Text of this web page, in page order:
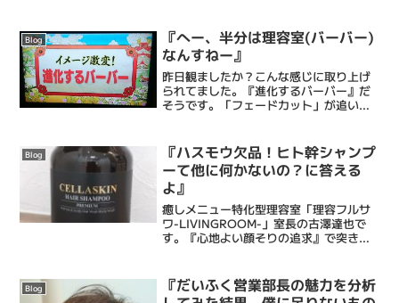
られることもある。結局、...
Blog
『へー、半分は理容室(バーバー)
なんすねー』
昨日観ましたか？こんな感じに取り上げ
られてました。『進化するバーバー』だ
そうです。「フェードカット」が追い風
なってる気がします。ちょっと前までは
「七三で刈り上げ」...
Blog
『ハスモウ欠品！ヒト幹シャンプ
ーて他に何かないの？に答える
よ』
癒しメニュー特化型理容室「理容フルサ
ワ-LIVINGROOM-」室長の古澤達也で
す。『心地よい顔そりの追求』で突き抜
あなたにひとときの心地よい癒しと眠り
をもたらし...
Blog
『だいふく営業部長の魅力を分析